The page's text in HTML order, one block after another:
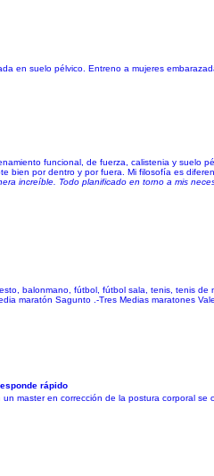
en suelo pélvico. Entreno a mujeres
funcional, de fuerza, calistenia y suelo
bien por dentro y por fuera. Mi filosofía es
increíble. Todo planificado en torno a mis
balonmano, fútbol, fútbol sala, tenis, tenis de
maratón Sagunto .-Tres Medias maratones
rápido
master en corrección de la postura corporal